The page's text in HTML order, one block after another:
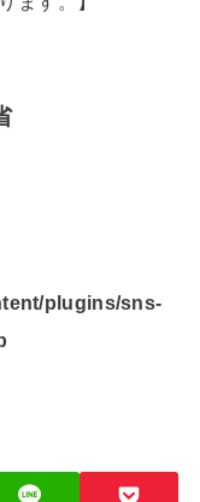
plugins/sns-